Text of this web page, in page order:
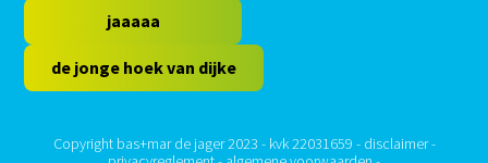
o
k
g
a
r
s
e
d
n
jaaaaa
de jonge hoek van dijke
Copyright bas+mar de jager 2023 - kvk 22031659 - disclaimer-